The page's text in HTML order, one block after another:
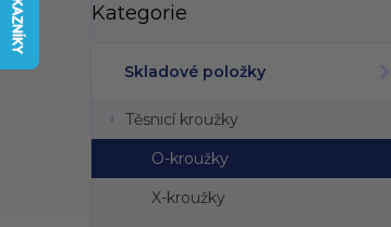
o
n
í
kategorie
Kategorie
Skladové položky
Těsnicí kroužky
O-kroužky
X-kroužky